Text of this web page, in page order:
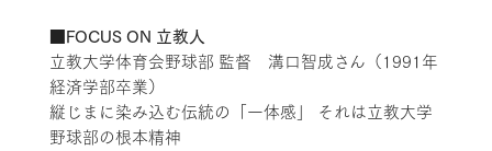
■FOCUS ON 立教人
立教大学体育会野球部 監督 溝口智成さん（1991年
経済学部卒業）
縦じまに染み込む伝統の「一体感」 それは立教大学
野球部の根本精神